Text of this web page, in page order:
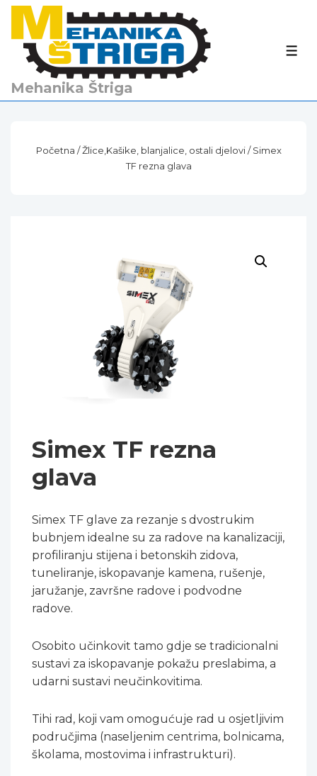
Main
Content
Mehanika Štriga
Početna /Žlice,Kašike, blanjalice, ostali djelovi/ Simex
TF rezna glava
Simex TF rezna
glava
Simex TF glave za rezanje s dvostrukim
bubnjem idealne su za radove na kanalizaciji,
profiliranju stijena i betonskih zidova,
tuneliranje, iskopavanje kamena, rušenje,
jaružanje, završne radove i podvodne
radove.
Osobito učinkovit tamo gdje se tradicionalni
sustavi za iskopavanje pokažu preslabima, a
udarni sustavi neučinkovitima.
Tihi rad, koji vam omogućuje rad u osjetljivim
područjima (naseljenim centrima, bolnicama,
školama, mostovima i infrastrukturi).